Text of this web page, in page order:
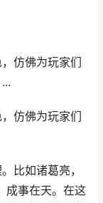
仿佛为玩家们
仿佛为玩家们
比如诸葛亮，
成事在天。在这